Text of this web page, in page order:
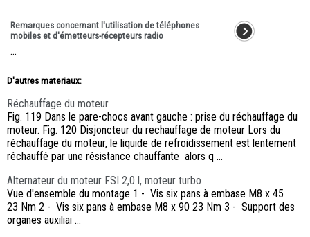
Remarques concernant l'utilisation de téléphones
mobiles et d'émetteurs-récepteurs radio
...
D'autres materiaux:
Réchauffage du moteur
Fig. 119 Dans le pare-chocs avant gauche : prise du réchauffage du
moteur. Fig. 120 Disjoncteur du rechauffage de moteur Lors du
réchauffage du moteur, le liquide de refroidissement est lentement
réchauffé par une résistance chauffante alors q ...
Alternateur du moteur FSI 2,0 l, moteur turbo
Vue d'ensemble du montage 1 - Vis six pans à embase M8 x 45
23 Nm 2 - Vis six pans à embase M8 x 90 23 Nm 3 - Support des
organes auxiliai ...